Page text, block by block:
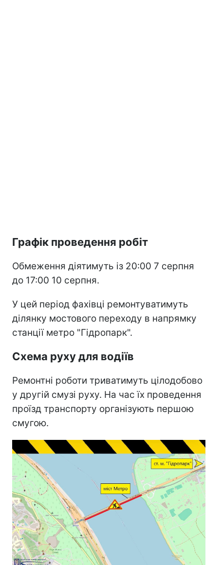
Графік проведення робіт
Обмеження діятимуть із 20:00 7 серпня
до 17:00 10 серпня.
У цей період фахівці ремонтуватимуть
ділянку мостового переходу в напрямку
станції метро "Гідропарк".
Схема руху для водіїв
Ремонтні роботи триватимуть цілодобово
у другій смузі руху. На час їх проведення
проїзд транспорту організують першою
смугою.